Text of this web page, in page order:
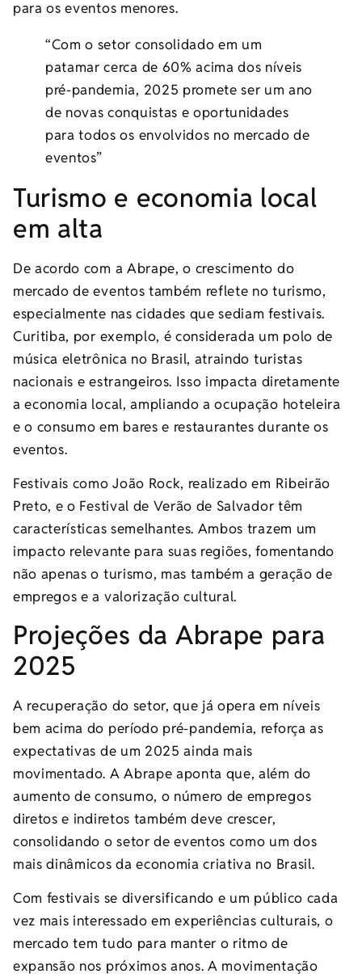
para os eventos menores.
“Com o setor consolidado em um
patamar cerca de 60% acima dos níveis
pré-pandemia, 2025 promete ser um ano
de novas conquistas e oportunidades
para todos os envolvidos no mercado de
eventos”
Turismo e economia local
em alta
De acordo com a Abrape, o crescimento do
mercado de eventos também reflete no turismo,
especialmente nas cidades que sediam festivais.
Curitiba, por exemplo, é considerada um polo de
música eletrônica no Brasil, atraindo turistas
nacionais e estrangeiros. Isso impacta diretamente
a economia local, ampliando a ocupação hoteleira
e o consumo em bares e restaurantes durante os
eventos.
Festivais como João Rock, realizado em Ribeirão
Preto, e o Festival de Verão de Salvador têm
características semelhantes. Ambos trazem um
impacto relevante para suas regiões, fomentando
não apenas o turismo, mas também a geração de
empregos e a valorização cultural.
Projeções da Abrape para
2025
A recuperação do setor, que já opera em níveis
bem acima do período pré-pandemia, reforça as
expectativas de um 2025 ainda mais
movimentado. A Abrape aponta que, além do
aumento de consumo, o número de empregos
diretos e indiretos também deve crescer,
consolidando o setor de eventos como um dos
mais dinâmicos da economia criativa no Brasil.
Com festivais se diversificando e um público cada
vez mais interessado em experiências culturais, o
mercado tem tudo para manter o ritmo de
expansão nos próximos anos. A movimentação